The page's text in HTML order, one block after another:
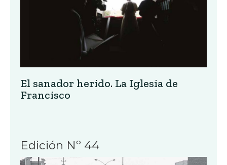
El sanador herido. La Iglesia de
Francisco
Edición Nº 44